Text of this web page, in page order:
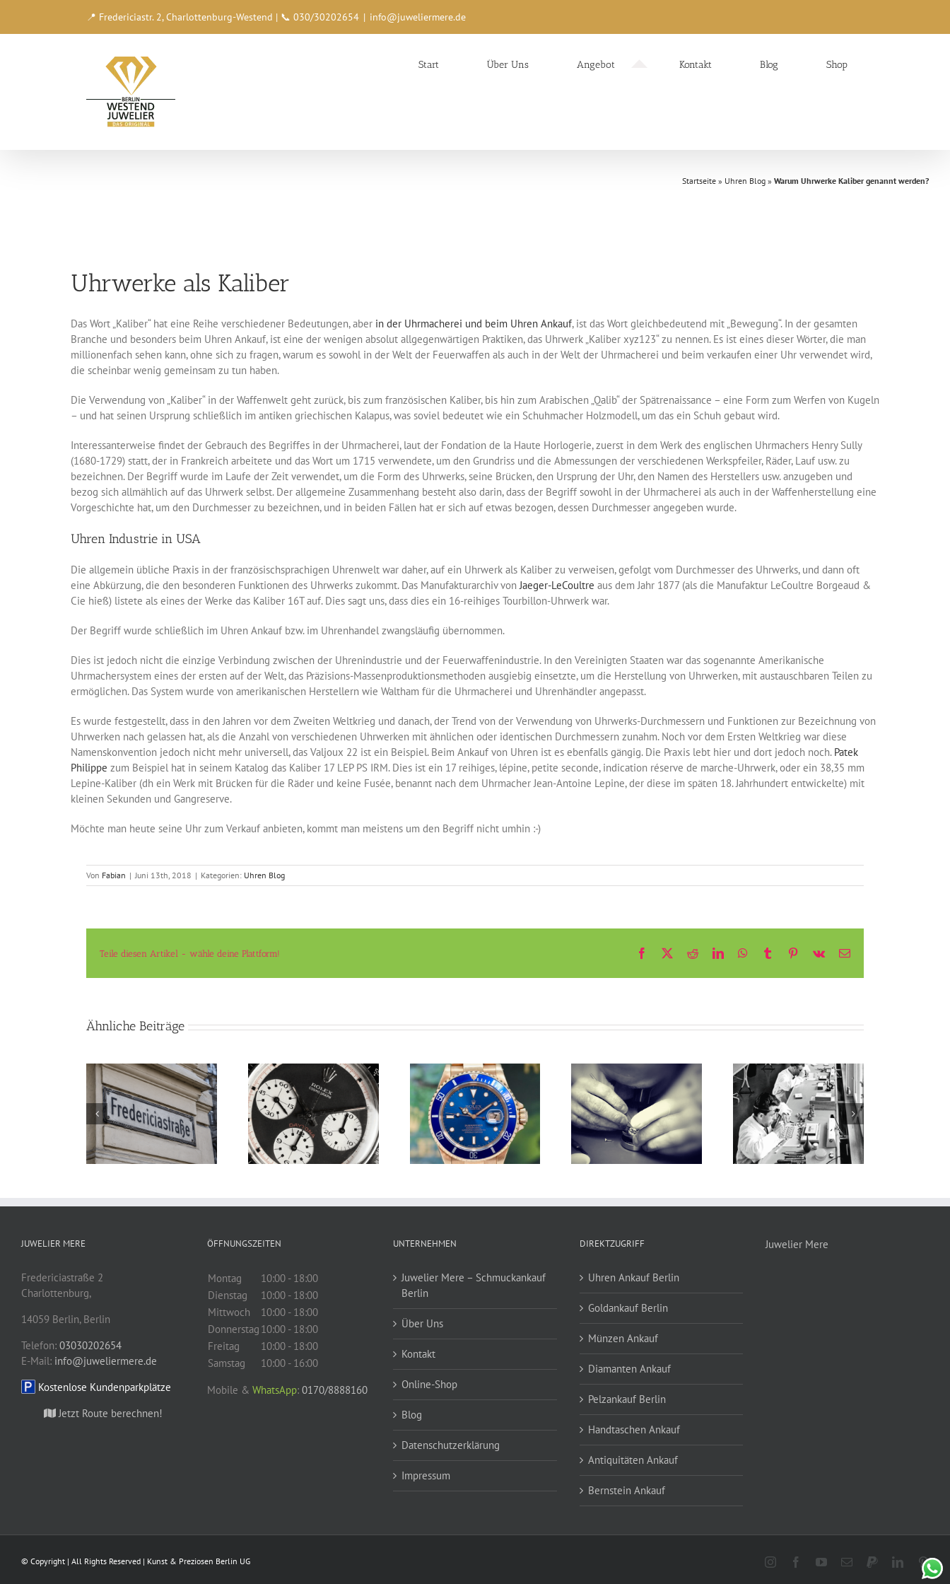
springen
📍 Fredericiastr. 2, Charlottenburg-Westend | 📞 030/30202654 | info@juweliermere.de
Start Über Uns Angebot Kontakt Blog Shop
Startseite » Uhren Blog » Warum Uhrwerke Kaliber genannt werden?
Uhrwerke als Kaliber
Das Wort „Kaliber“ hat eine Reihe verschiedener Bedeutungen, aber in der Uhrmacherei und beim Uhren Ankauf, ist das Wort gleichbedeutend mit „Bewegung“. In der gesamten
Branche und besonders beim Uhren Ankauf, ist eine der wenigen absolut allgegenwärtigen Praktiken, das Uhrwerk „Kaliber xyz123“ zu nennen. Es ist eines dieser Wörter, die man
millionenfach sehen kann, ohne sich zu fragen, warum es sowohl in der Welt der Feuerwaffen als auch in der Welt der Uhrmacherei und beim verkaufen einer Uhr verwendet wird,
die scheinbar wenig gemeinsam zu tun haben.
Die Verwendung von „Kaliber“ in der Waffenwelt geht zurück, bis zum französischen Kaliber, bis hin zum Arabischen „Qalib“ der Spätrenaissance – eine Form zum Werfen von Kugeln
– und hat seinen Ursprung schließlich im antiken griechischen Kalapus, was soviel bedeutet wie ein Schuhmacher Holzmodell, um das ein Schuh gebaut wird.
Interessanterweise findet der Gebrauch des Begriffes in der Uhrmacherei, laut der Fondation de la Haute Horlogerie, zuerst in dem Werk des englischen Uhrmachers Henry Sully
(1680-1729) statt, der in Frankreich arbeitete und das Wort um 1715 verwendete, um den Grundriss und die Abmessungen der verschiedenen Werkspfeiler, Räder, Lauf usw. zu
bezeichnen. Der Begriff wurde im Laufe der Zeit verwendet, um die Form des Uhrwerks, seine Brücken, den Ursprung der Uhr, den Namen des Herstellers usw. anzugeben und
bezog sich allmählich auf das Uhrwerk selbst. Der allgemeine Zusammenhang besteht also darin, dass der Begriff sowohl in der Uhrmacherei als auch in der Waffenherstellung eine
Vorgeschichte hat, um den Durchmesser zu bezeichnen, und in beiden Fällen hat er sich auf etwas bezogen, dessen Durchmesser angegeben wurde.
Uhren Industrie in USA
Die allgemein übliche Praxis in der französischsprachigen Uhrenwelt war daher, auf ein Uhrwerk als Kaliber zu verweisen, gefolgt vom Durchmesser des Uhrwerks, und dann oft
eine Abkürzung, die den besonderen Funktionen des Uhrwerks zukommt. Das Manufakturarchiv vonJaeger-LeCoultre aus dem Jahr 1877 (als die Manufaktur LeCoultre Borgeaud &
Cie hieß) listete als eines der Werke das Kaliber 16T auf. Dies sagt uns, dass dies ein 16-reihiges Tourbillon-Uhrwerk war.
Der Begriff wurde schließlich im Uhren Ankauf bzw. im Uhrenhandel zwangsläufig übernommen.
Dies ist jedoch nicht die einzige Verbindung zwischen der Uhrenindustrie und der Feuerwaffenindustrie. In den Vereinigten Staaten war das sogenannte Amerikanische
Uhrmachersystem eines der ersten auf der Welt, das Präzisions-Massenproduktionsmethoden ausgiebig einsetzte, um die Herstellung von Uhrwerken, mit austauschbaren Teilen zu
ermöglichen. Das System wurde von amerikanischen Herstellern wie Waltham für die Uhrmacherei und Uhrenhändler angepasst.
Es wurde festgestellt, dass in den Jahren vor dem Zweiten Weltkrieg und danach, der Trend von der Verwendung von Uhrwerks-Durchmessern und Funktionen zur Bezeichnung von
Uhrwerken nach gelassen hat, als die Anzahl von verschiedenen Uhrwerken mit ähnlichen oder identischen Durchmessern zunahm. Noch vor dem Ersten Weltkrieg war diese
Namenskonvention jedoch nicht mehr universell, das Valjoux 22 ist ein Beispiel. Beim Ankauf von Uhren ist es ebenfalls gängig. Die Praxis lebt hier und dort jedoch noch. Patek
Philippe zum Beispiel hat in seinem Katalog das Kaliber 17 LEP PS IRM. Dies ist ein 17 reihiges, lépine, petite seconde, indication réserve de marche-Uhrwerk, oder ein 38,35 mm
Lepine-Kaliber (dh ein Werk mit Brücken für die Räder und keine Fusée, benannt nach dem Uhrmacher Jean-Antoine Lepine, der diese im späten 18. Jahrhundert entwickelte) mit
kleinen Sekunden und Gangreserve.
Möchte man heute seine Uhr zum Verkauf anbieten, kommt man meistens um den Begriff nicht umhin :-)
Von Fabian | Juni 13th, 2018 | Kategorien: Uhren Blog
Teile diesen Artikel - wähle deine Plattform! Facebook RedditLinkedInWhatsApp
Tumblr Pinterest
Vk
E-
Ähnliche Beiträge
Luxusuhren Uhr-Kunde Uhren Revision
Manufaktur einer
Armbanduhr
JUWELIER MERE
Fredericiastraße 2
Charlottenburg,
14059 Berlin, Berlin
Telefon: 03030202654
E-Mail: info@juweliermere.de
Kostenlose Kundenparkplätze
Jetzt Route berechnen!
ÖFFNUNGSZEITEN
Montag
10:00 - 18:00
Dienstag
10:00 - 18:00
Mittwoch
10:00 - 18:00
Donnerstag 10:00 - 18:00
Freitag
10:00 - 18:00
Samstag
10:00 - 16:00
Mobile &WhatsApp:0170/8888160
UNTERNEHMEN
Juwelier Mere – Schmuckankauf
Berlin
Über Uns
Kontakt
Online-Shop
Blog
Datenschutzerklärung
Impressum
DIREKTZUGRIFF
Uhren Ankauf Berlin
Goldankauf Berlin
Münzen Ankauf
Diamanten Ankauf
Pelzankauf Berlin
Handtaschen Ankauf
Antiquitäten Ankauf
Bernstein Ankauf
Juwelier Mere
© Copyright | All Rights Reserved | Kunst & Preziosen Berlin UG InstagramFacebookYouTube
E-
PayPalLinkedIn